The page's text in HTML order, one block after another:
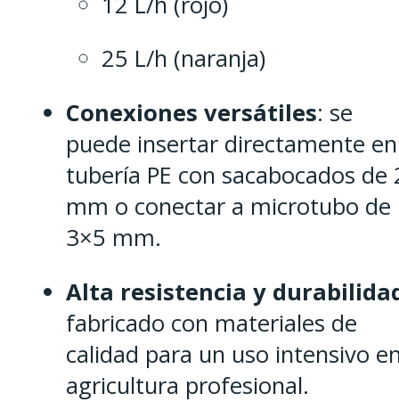
25 L/h (naranja)
Conexiones versátiles: se
puede insertar directamente en
tubería PE con sacabocados de
mm o conectar a microtubo de
3×5 mm.
Alta resistencia y
fabricado con materiales de
calidad para un uso intensivo
agricultura profesional.